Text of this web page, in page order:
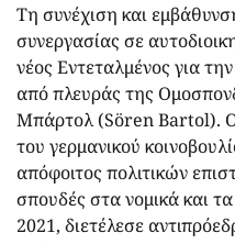
Τη συνέχιση και
συνεργασίας σε
νέος Εντεταλμένος για
από πλευράς της
Μπάρτολ (Sören Bartol). Ο
του γερμανικού
απόφοιτος πολιτικών
σπουδές στα νομικά και
2021, διετέλεσε